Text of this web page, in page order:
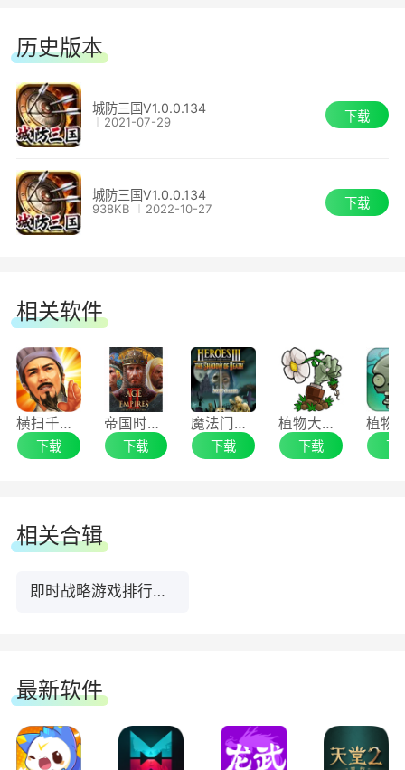
历史版本
城防三国V1.0.0.134
2021-07-29 下载
城防三国V1.0.0.134
938KB 2022-10-27 下载
相关软件
横扫千军手游电脑版
下载
帝国时代2
下载
魔法门：英雄无敌
下载
植物大战僵尸：年度版
下载 下
相关合辑
即时战略游戏排行榜TOP10下载
最新软件